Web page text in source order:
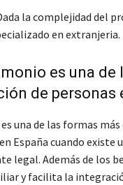
la complejidad del
en extranjeria.
es una
de personas
es una de las formas
España cuando
legal. Además de los
y facilita la